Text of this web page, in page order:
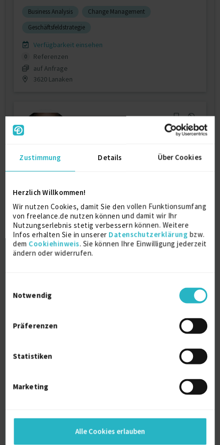
Zustimmung Details Über Cookies
Herzlich Willkommen!
Wir nutzen Cookies, damit Sie den vollen Funktionsumfang
von freelance.de nutzen können und damit wir Ihr
Nutzungserlebnis stetig verbessern können. Weitere
Infos erhalten Sie in unserer Datenschutzerklärung bzw.
dem Cookiehinweis. Sie können Ihre Einwilligung jederzeit
ändern oder widerrufen.
Notwendig
Präferenzen
Statistiken
Marketing
Alle Cookies erlauben
Business Analysis
Change Management
Geschäftsfeldstrategie
Verfügbarkeit einsehen
0
Referenzen
auf Anfrage
3620 Lanaken
Project Manager / Change Manager / -->
zuletzt online vor wenigen Tagen
Projektmanagement
Verfügbarkeit einsehen
Referenzen
€143/Stunde
Interim IT-/HRIT-Projektmanager mit
8 J.
Verfügbarkeit einsehen